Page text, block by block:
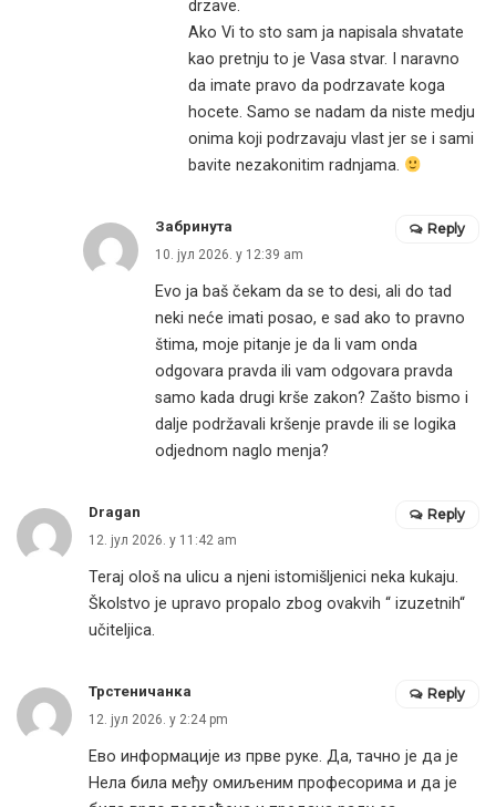
drzave.
Ako Vi to sto sam ja napisala shvatate
kao pretnju to je Vasa stvar. I naravno
da imate pravo da podrzavate koga
hocete. Samo se nadam da niste medju
onima koji podrzavaju vlast jer se i sami
bavite nezakonitim radnjama.
Забринута
10. јул 2026. у 12:39 am
Evo ja baš čekam da se to desi, ali do tad
neki neće imati posao, e sad ako to pravno
štima, moje pitanje je da li vam onda
odgovara pravda ili vam odgovara pravda
samo kada drugi krše zakon? Zašto bismo i
dalje podržavali kršenje pravde ili se logika
odjednom naglo menja?
Reply
Dragan
12. јул 2026. у 11:42 am
Teraj ološ na ulicu a njeni istomišljenici neka kukaju.
Školstvo je upravo propalo zbog ovakvih “ izuzetnih“
učiteljica.
Reply
Трстеничанка
12. јул 2026. у 2:24 pm
Ево информације из прве руке. Да, тачно је да је
Нела била међу омиљеним професорима и да је
Reply